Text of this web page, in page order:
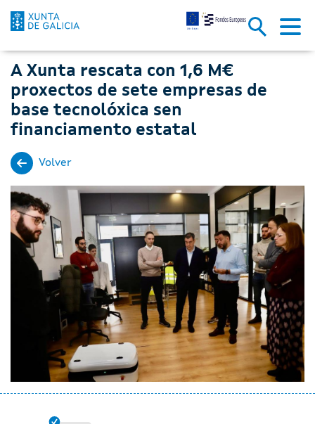
A Xunta rescata con 1,6 M€
Skip to Main Content
A Xunta rescata con 1,6 M€
proxectos de sete empresas de
base tecnolóxica sen
financiamento estatal
Volver